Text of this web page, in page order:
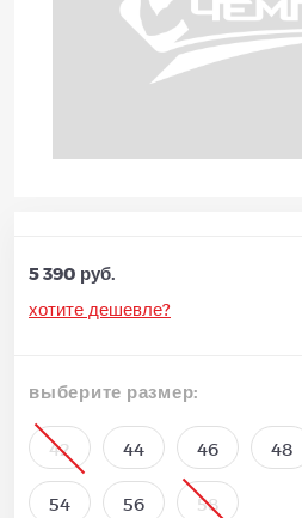
5 390 руб.
хотите дешевле?
выберите размер:
42 44 46 48
54 56 58